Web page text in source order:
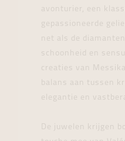
avonturier, een
gepassioneerde
net als de
schoonheid en
creaties van
balans aan tussen
elegantie en
De juwelen krijgen